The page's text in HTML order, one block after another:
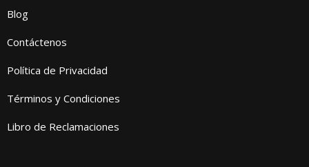
Blog
Contáctenos
Política de Privacidad
Términos y Condiciones
Libro de Reclamaciones